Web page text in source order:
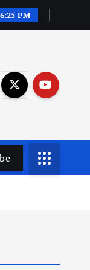
PM